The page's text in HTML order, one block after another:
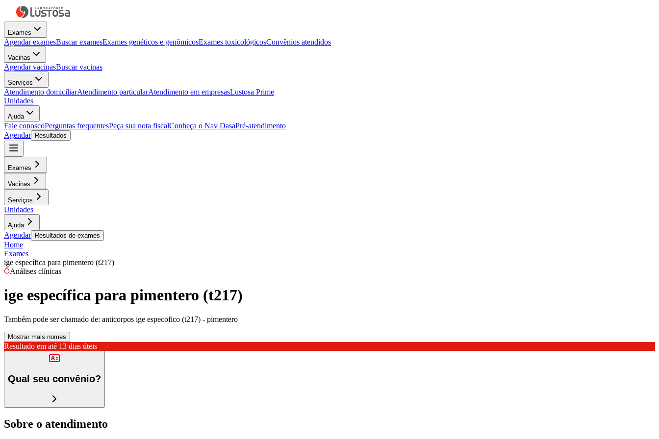
Exames
Agendar examesBuscar examesExames genéticos e genômicosExames toxicológicosConvênios atendidos
Vacinas
Agendar vacinasBuscar vacinas
Serviços
Atendimento domiciliarAtendimento particularAtendimento em empresasLustosa Prime
Unidades
Ajuda
Fale conoscoPerguntas frequentesPeça sua nota fiscalConheça o Nav DasaPré-atendimento
Agendar
Resultados
Exames
Vacinas
Serviços
Unidades
Ajuda
Agendar Resultados de exames
Home
Exames
ige específica para pimentero (t217)
Análises clínicas
ige específica para pimentero (t217)
Também pode ser chamado de: anticorpos ige especofico (t217) - pimentero
Mostrar mais nomes
Resultado em até 13 dias úteis
Qual seu convênio?
Sobre o atendimento